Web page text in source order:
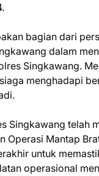
bagian dari
dalam
Singkawang.
menghadapi
Singkawang telah
Operasi Mantap
untuk
operasional